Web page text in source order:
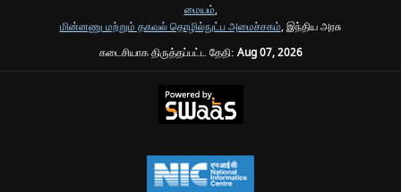
மையம்,
மின்னணு மற்றும் தகவல் தொழில்நுட்ப அமைச்சகம், இந்திய அரசு
கடைசியாக திருத்தப்பட்ட தேதி: Aug 07, 2026